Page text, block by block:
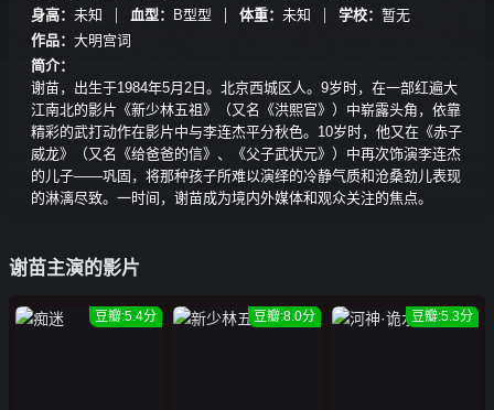
身高： 未知 血型： B型型 体重： 未知 学校： 暂无
作品： 大明宫词
简介：
谢苗，出生于1984年5月2日。北京西城区人。9岁时，在一部红遍大
江南北的影片《新少林五祖》（又名《洪熙官》）中崭露头角，依靠
精彩的武打动作在影片中与李连杰平分秋色。10岁时，他又在《赤子
威龙》（又名《给爸爸的信》、《父子武状元》）中再次饰演李连杰
的儿子——巩固，将那种孩子所难以演绎的冷静气质和沧桑劲儿表现
的淋漓尽致。一时间，谢苗成为境内外媒体和观众关注的焦点。
谢苗主演的影片
豆瓣:5.4分 豆瓣:8.0分 豆瓣:5.3分